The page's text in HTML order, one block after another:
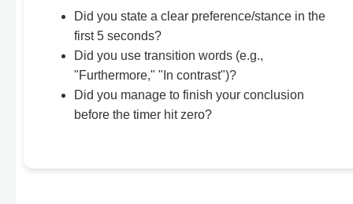
Did you state a clear preference/stance in the
first 5 seconds?
Did you use transition words (e.g.,
"Furthermore," "In contrast")?
Did you manage to finish your conclusion
before the timer hit zero?